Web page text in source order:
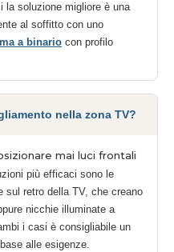
la soluzione migliore è una
al soffitto con uno
a binario con profilo
nella zona TV?
mai luci frontali
più efficaci sono le
sul retro della TV, che creano
nicchie illuminate a
i casi è consigliabile un
alle esigenze.